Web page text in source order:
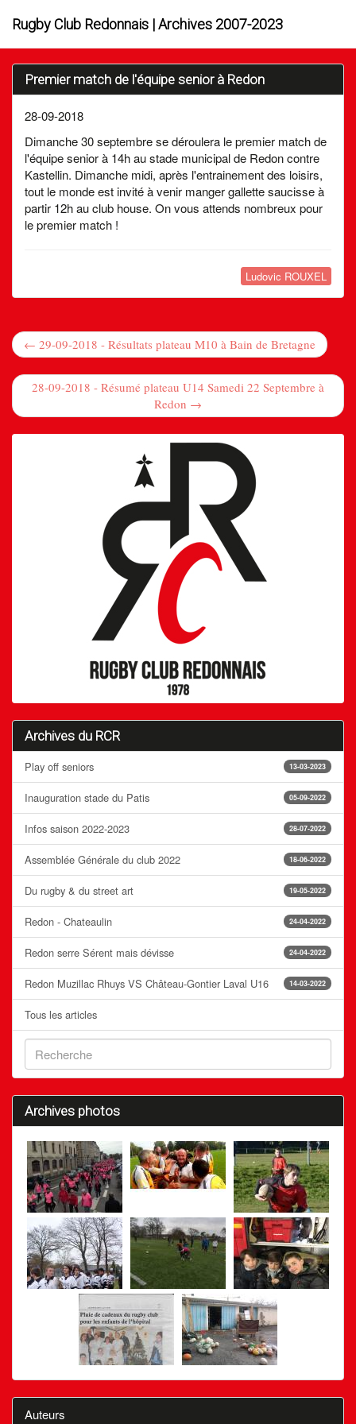
Rugby Club Redonnais | Archives 2007-2023
Premier match de l'équipe senior à Redon
28-09-2018
Dimanche 30 septembre se déroulera le premier match de
l'équipe senior à 14h au stade municipal de Redon contre
Kastellin. Dimanche midi, après l'entrainement des loisirs,
tout le monde est invité à venir manger gallette saucisse à
partir 12h au club house. On vous attends nombreux pour
le premier match !
Ludovic ROUXEL
← 29-09-2018 - Résultats plateau M10 à Bain de Bretagne
28-09-2018 - Résumé plateau U14 Samedi 22 Septembre à
Redon →
Archives du RCR
13-03-2023
Play off seniors
05-09-2022
Inauguration stade du Patis
28-07-2022
Infos saison 2022-2023
18-06-2022
Assemblée Générale du club 2022
19-05-2022
Du rugby & du street art
24-04-2022
Redon - Chateaulin
24-04-2022
Redon serre Sérent mais dévisse
14-03-2022
Redon Muzillac Rhuys VS Château-Gontier Laval U16
Tous les articles
Archives photos
Auteurs